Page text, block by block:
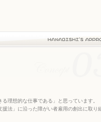
理想的な仕事である」と思っています。
法」に沿った障がい者雇用の創出に取り